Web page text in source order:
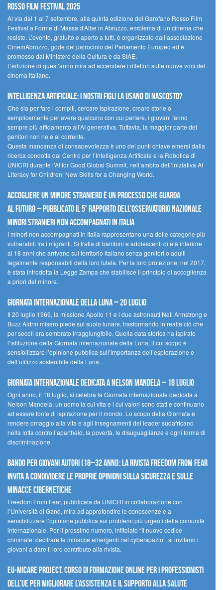
Rosso Film Festival 2025
Al via dal 1 al 7 settembre, alla quinta edizione del Garofano Rosso Film
Festival a Forme di Massa d’Albe in Abruzzo, emblema di un cinema che
resiste. L’evento, gratuito e aperto a tutti, è organizzato dall’associazione
CinemAbruzzo, gode del patrocinio del Parlamento Europeo ed è
promosso dal Ministero della Cultura e da SIAE.
L’edizione di quest’anno mira ad accendere i riflettori sulle nuove voci del
cinema italiano.
Intelligenza artificiale: i nostri figli la usano di nascosto?
Che sia per fare i compiti, cercare ispirazione, creare storie o
semplicemente per avere qualcuno con cui parlare, i giovani fanno
sempre più affidamento all’AI generativa. Tuttavia, la maggior parte dei
genitori non ne è al corrente.
Questa mancanza di consapevolezza è uno dei punti chiave emersi dalla
ricerca condotta dal Centro per l’Intelligenza Artificale e la Robotica di
UNICRI durante l’AI for Good Global Summit, nell’ambito dell’iniziativa AI
Literacy for Children: New Skills for a Changing World.
Accogliere un minore straniero è un processo che guarda
al futuro – Pubblicato il 5° rapporto dell’Osservatorio Nazionale
Minori Stranieri Non Accompagnati in Italia
I minori non accompagnati in Italia rappresentano una delle categorie più
vulnerabili tra i migranti. Si tratta di bambini e adolescenti di età inferiore
ai 18 anni che arrivano sul territorio italiano senza genitori o adulti
legalmente responsabili della loro tutela. Per la loro protezione, nel 2017,
è stata introdotta la Legge Zampa che stabilisce il principio di accoglienza
a priori del minore.
Giornata Internazionale della Luna – 20 luglio
Il 20 luglio 1969, la missione Apollo 11 e i due astronauti Neil Armstrong e
Buzz Aldrin misero piede sul suolo lunare, trasformando in realtà ciò che
per secoli era sembrato irraggiungibile. Quella data storica ha ispirato
l’istituzione della Giornata internazionale della Luna, il cui scopo è
sensibilizzare l’opinione pubblica sull’importanza dell’esplorazione e
dell’utilizzo sostenibile della Luna.
Giornata internazionale dedicata a Nelson Mandela – 18 luglio
Ogni anno, il 18 luglio, si celebra la Giornata internazionale dedicata a
Nelson Mandela, un uomo la cui vita e i cui valori sono stati e continuano
ad essere fonte di ispirazione per il mondo. Lo scopo della Giornata è
rendere omaggio alla vita e agli insegnamenti del leader sudafricano
nella lotta contro l’apartheid, la povertà, le disuguaglianze e ogni forma di
discriminazione.
Bando per giovani autori (18–32 anni): la Rivista Freedom From Fear
invita a condividere le proprie opinioni sulla sicurezza e sulle
minacce cibernetiche
Freedom From Fear, pubblicata da UNICRI in collaborazione con
l’Università di Gand, mira ad approfondire le conoscenze e a
sensibilizzare l’opinione pubblica sui problemi più urgenti della comunità
internazionale. Per il prossimo numero, intitolato “Il nuovo codice
criminale: decifrare le minacce emergenti nel cyberspazio”, si invitano i
giovani a dare il loro contributo alla rivista.
EU-MiCare Project. Corso di formazione online per i professionisti
dell’UE per migliorare l’assistenza e il supporto alla salute